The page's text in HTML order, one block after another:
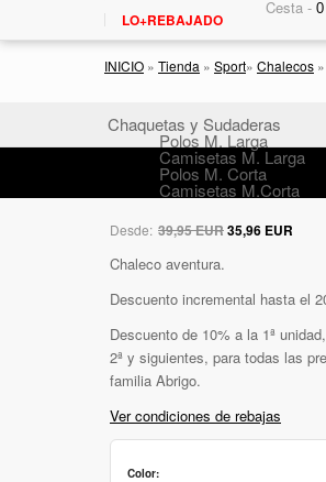
LO+REBAJADO
Cesta -
INICIO » Tienda » Sport» Chalecos »
Chaquetas y Sudaderas
Polos M. Larga
Camisetas M. Larga
Polos M. Corta
Camisetas M.Corta
Desde: 39,95 EUR35,96 EUR
Chaleco aventura.
Descuento incremental hasta el
Descuento de 10% a la 1ª
2ª y siguientes, para todas las
familia Abrigo.
Ver condiciones de rebajas
Color: